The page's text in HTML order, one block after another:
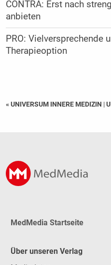
CONTRA: Erst nach
anbieten
PRO: Vielversprechende
Therapieoption
« UNIVERSUM INNERE MEDIZIN |
MedMedia Startseite
Über unseren Verlag